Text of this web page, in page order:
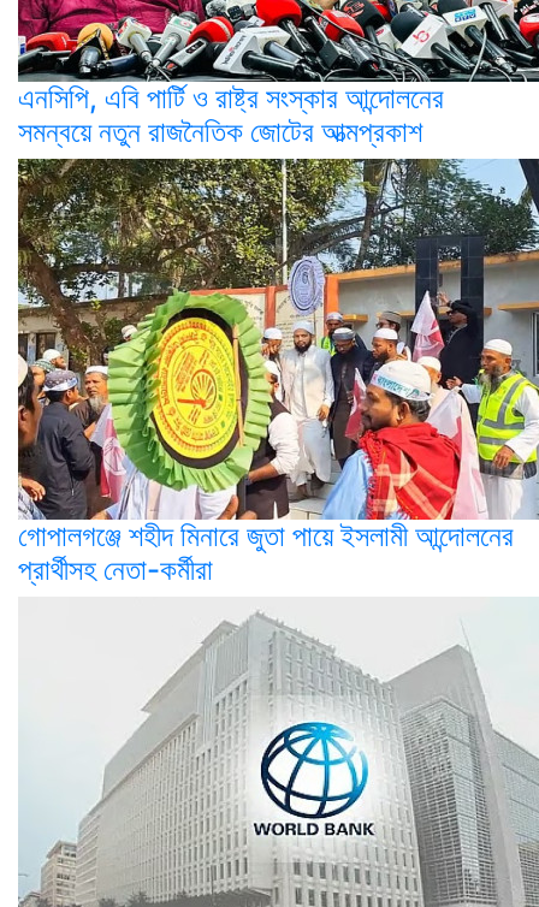
এনসিপি, এবি পার্টি ও রাষ্ট্র সংস্কার আন্দোলনের
সমন্বয়ে নতুন রাজনৈতিক জোটের আত্মপ্রকাশ
গোপালগঞ্জে শহীদ মিনারে জুতা পায়ে ইসলামী আন্দোলনের
প্রার্থীসহ নেতা-কর্মীরা